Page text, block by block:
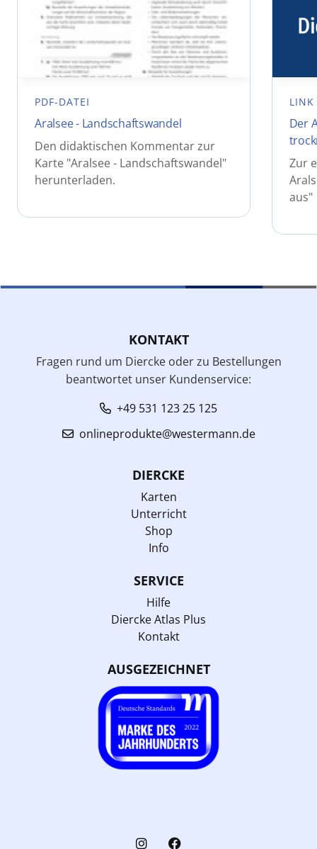
PDF-DATEI
Aralsee - Landschaftswandel
Den didaktischen Kommentar zur
Karte "Aralsee - Landschaftswandel"
herunterladen.
LINK
Der
Zur
aus"
KONTAKT
Fragen rund um Diercke oder zu Bestellungen
beantwortet unser Kundenservice:
+49 531 123 25 125
onlineprodukte@westermann.de
DIERCKE
Karten
Unterricht
Shop
Info
SERVICE
Hilfe
Diercke Atlas Plus
Kontakt
AUSGEZEICHNET